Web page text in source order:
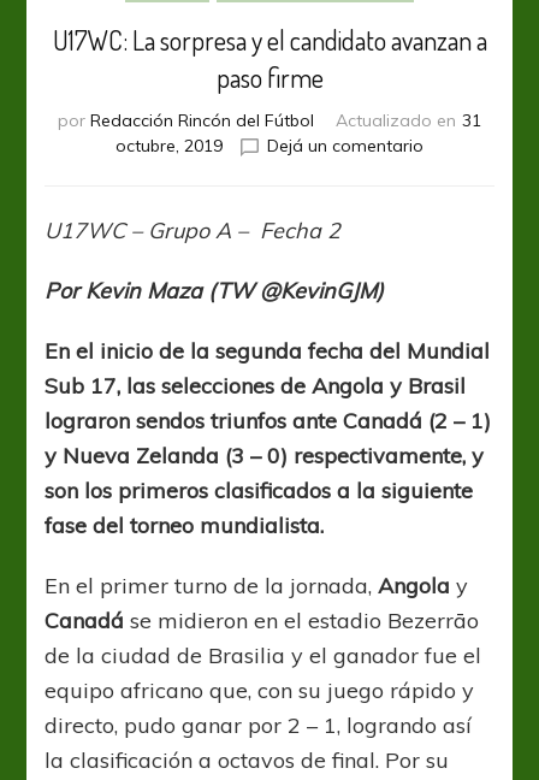
U17WC: La sorpresa y el candidato avanzan a
paso firme
por Redacción Rincón del Fútbol Actualizado en 31
octubre, 2019
Dejá un comentario
a
paso
firme
U17WC – Grupo A – Fecha 2
Por Kevin Maza (TW@KevinGJM)
En el inicio de la segunda fecha del Mundial
Sub 17, las selecciones de Angola y Brasil
lograron sendos triunfos ante Canadá (2 – 1)
y Nueva Zelanda (3 – 0) respectivamente, y
son los primeros clasificados a la siguiente
fase del torneo mundialista.
En el primer turno de la jornada,Angola y
Canadá se midieron en el estadio Bezerrāo
de la ciudad de Brasilia y el ganador fue el
equipo africano que, con su juego rápido y
directo, pudo ganar por 2 – 1, logrando así
la clasificación a octavos de final. Por su